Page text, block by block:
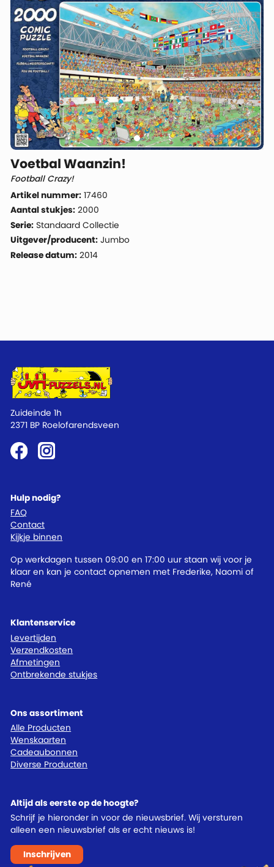
Voetbal Waanzin!
Football Crazy!
Artikel nummer: 17460
Aantal stukjes: 2000
Serie: Standaard Collectie
Uitgever/producent: Jumbo
Release datum: 2014
Klantenservice
Levertijden
Verzendkosten
Afmetingen
Ontbrekende stukjes
Ons assortiment
Alle Producten
Wenskaarten
Cadeaubonnen
Diverse Producten
Hulp nodig?
FAQ
Contact
Kijkje binnen
Op werkdagen tussen 09:00 en 17:00 uur staan wij voor je
klaar en kan je contact opnemen met Frederike, Naomi of
René
Zuideinde 1h
2371 BP Roelofarendsveen
Altijd als eerste op de hoogte?
Schrijf je hieronder in voor de nieuwsbrief. Wij versturen
alleen een nieuwsbrief als er echt nieuws is!
Inschrijven